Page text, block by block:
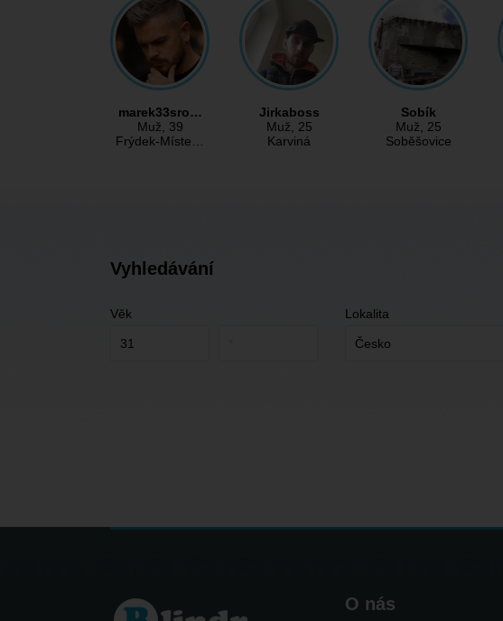
marek33sro…
Muž, 39
Frýdek-Míste…
Jirkaboss
Muž, 25
Karviná
Sobík
Muž, 25
Soběšovice
Vyhledávání
Věk Lokalita
O nás